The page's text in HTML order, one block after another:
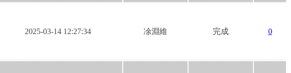
2025-03-14 12:27:34 凃淵維 完成 0